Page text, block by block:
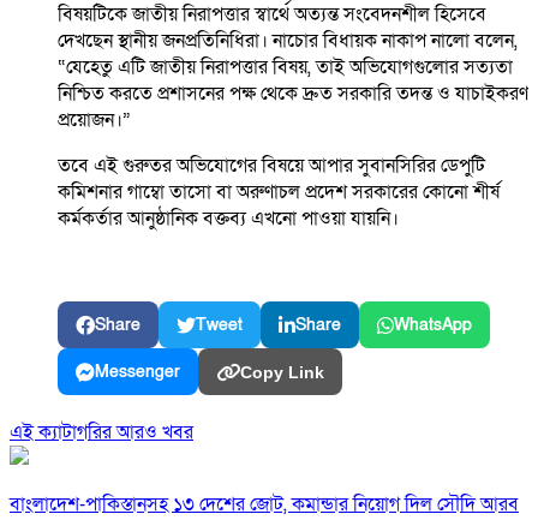
বিষয়টিকে জাতীয় নিরাপত্তার স্বার্থে অত্যন্ত সংবেদনশীল হিসেবে
দেখছেন স্থানীয় জনপ্রতিনিধিরা। নাচোর বিধায়ক নাকাপ নালো বলেন,
“যেহেতু এটি জাতীয় নিরাপত্তার বিষয়, তাই অভিযোগগুলোর সত্যতা
নিশ্চিত করতে প্রশাসনের পক্ষ থেকে দ্রুত সরকারি তদন্ত ও যাচাইকরণ
প্রয়োজন।”
তবে এই গুরুতর অভিযোগের বিষয়ে আপার সুবানসিরির ডেপুটি
কমিশনার গাম্বো তাসো বা অরুণাচল প্রদেশ সরকারের কোনো শীর্ষ
কর্মকর্তার আনুষ্ঠানিক বক্তব্য এখনো পাওয়া যায়নি।
Share Tweet Share WhatsApp
Messenger Copy Link
এই ক্যাটাগরির আরও খবর
বাংলাদেশ-পাকিস্তানসহ ১৩ দেশের জোট, কমান্ডার নিয়োগ দিল সৌদি আরব